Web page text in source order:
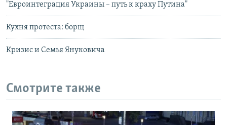
"Евроинтеграция Украины – путь к краху Путина"
Кухня протеста: борщ
Кризис и Семья Януковича
Смотрите также